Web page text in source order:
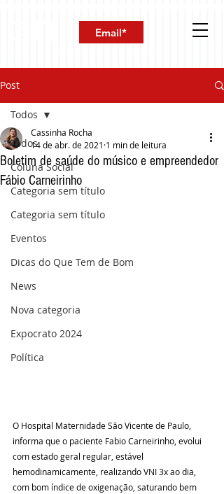
Post
Todos
Coluna Social
Categoria sem título
Categoria sem título
Eventos
Dicas do Que Tem de Bom
News
Nova categoria
Expocrato 2024
Política
Todos
Boletim de saúde do músico e empreendedor
Fábio Carneirinho
Cassinha Rocha
14 de abr. de 2021 1 min de leitura
O Hospital Maternidade São Vicente de Paulo,
informa que o paciente Fabio Carneirinho, evolui
com estado geral regular, estável
hemodinamicamente, realizando VNI 3x ao dia,
com bom índice de oxigenação, saturando bem